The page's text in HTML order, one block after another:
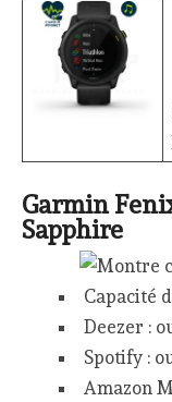
Garmin
Sapphire
Capacité
Deezer :
Spotify :
Amazon